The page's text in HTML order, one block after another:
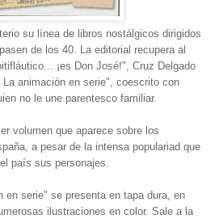
su línea de libros nostálgicos dirigidos
de los 40. La editorial recupera al
¡es Don José!", Cruz Delgado
animación en serie", coescrito con
no le une parentesco familiar.
volumen que aparece sobre los
a pesar de la intensa populariad que
país sus personajes.
en serie" se presenta en tapa dura, en
ilustraciones en color. Sale a la